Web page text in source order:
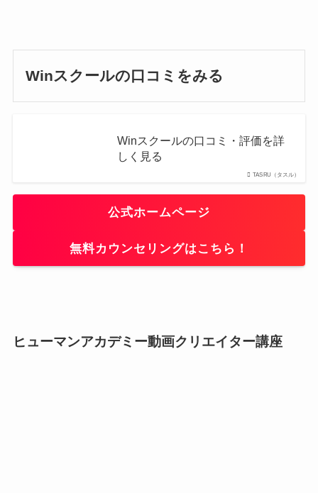
Winスクールの口コミ をみる
TASRU（タスル）
Winスクールの口コミ・評価を詳
しく見る
公式ホームページ
無料カウンセリングはこちら！
ヒューマンアカデミー動画クリエイター講座